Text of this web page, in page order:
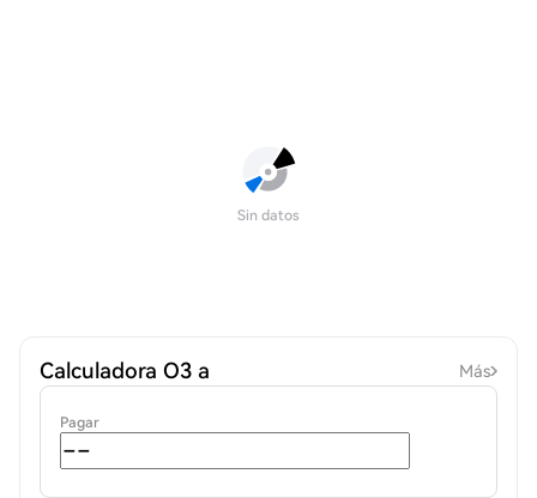
Sin datos
Calculadora O3 a Más
Pagar